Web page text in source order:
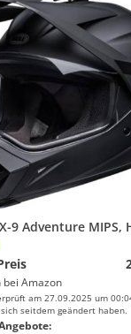
bei Amazon
am 27.09.2025 um
seitdem geändert haben.